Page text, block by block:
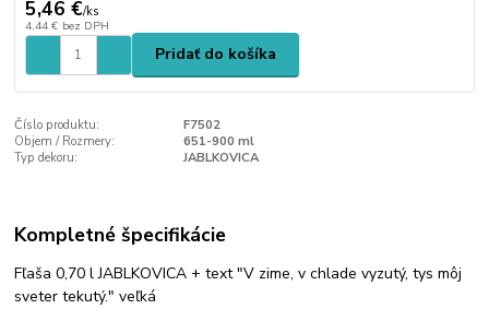
5,46 €/ks
4,44 € bez DPH
Pridať do košíka
Číslo produktu:
F7502
Objem / Rozmery:
651-900 ml
Typ dekoru:
JABLKOVICA
Kompletné špecifikácie
Fľaša 0,70 l JABLKOVICA + text "V zime, v chlade vyzutý, tys môj
sveter tekutý." veľká